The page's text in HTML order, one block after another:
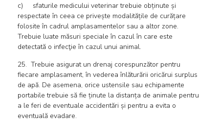
c) sfaturile medicului veterinar trebuie obținute și
respectate în ceea ce privește modalitățile de curățare
folosite în cadrul amplasamentelor sau a altor zone.
Trebuie luate măsuri speciale în cazul în care este
detectată o infecţie în cazul unui animal.
25. Trebuie asigurat un drenaj corespunzător pentru
fiecare amplasament, în vederea înlăturării oricărui surplus
de apă. De asemena, orice ustensile sau echipamente
portabile trebuie să fie ținute la distanța de animale pentru
a le feri de eventuale accidentări și pentru a evita o
eventuală evadare.